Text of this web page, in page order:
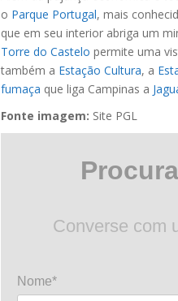
o Parque Portugal, mais
que em seu interior abriga um
Torre do Castelo permite uma
também a Estação Cultura, a
fumaça que liga Campinas a
Fonte imagem: Site PGL
Converse com
Nome*